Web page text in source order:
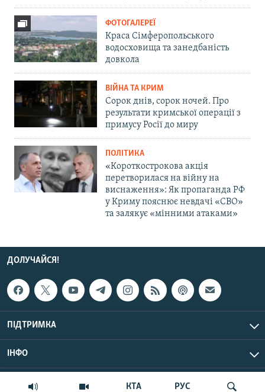
КТА РУС
ФОТОГАЛЕРЕЇ
Краса Сімферопольського
водосховища та занедбаність
довкола
ВІЙНА ТА КРИМ
Сорок днів, сорок ночей. Про
результати кримської операції з
примусу Росії до миру
ПОЛІТИКА
«Короткострокова акція
перетворилася на війну на
виснаження»: Як пропаганда РФ
у Криму пояснює невдачі «СВО»
та залякує «мінними атаками»
ДОЛУЧАЙСЯ!
ПІДТРИМКА
ІНФО
© Крим.Реалії, 2026 | Усі права застережено.